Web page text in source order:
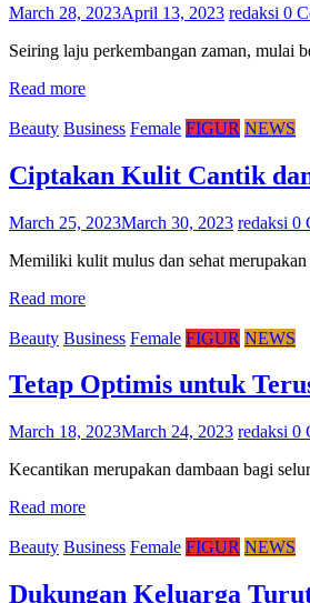
March 28, 2023April 13, 2023 redaksi 0
Seiring laju perkembangan zaman, mulai
Read more
Beauty Business Female FIGUR NEWS
Ciptakan Kulit Cantik
March 25, 2023March 30, 2023 redaksi 0
Memiliki kulit mulus dan sehat
Read more
Beauty Business Female FIGUR NEWS
Tetap Optimis untuk
March 18, 2023March 24, 2023 redaksi 0
Kecantikan merupakan dambaan bagi
Read more
Beauty Business Female FIGUR NEWS
Dukungan Keluarga